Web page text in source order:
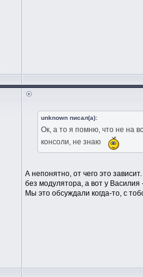
unknown писал(а):
Ок, а то я помню, что не на
консоли, не знаю
А непонятно, от чего это
без модулятора, а вот у
Мы это обсуждали когда-то, с